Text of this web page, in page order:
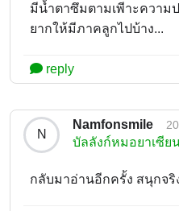
มีน้ำตาซึมตามเพีาะความ
ยากให้มีภาคลูกไปบ้าง...
reply
N
Namfonsmile
บัลลังก์หมอยาเซีย
กลับมาอ่านอีกครั้ง สนุกจริ